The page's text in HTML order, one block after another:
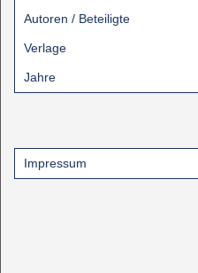
Autoren / Beteiligte
Verlage
Jahre
Impressum